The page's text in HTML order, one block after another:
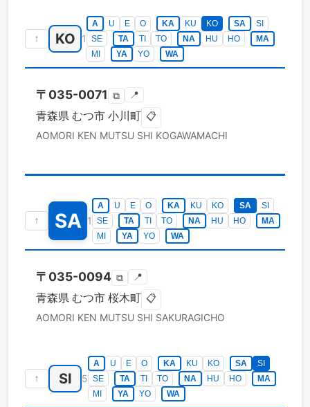
↑ KO 1
A U E O KA KU KO SA
SI
SE
TA TI TO NA HU HO
MA
MI
YA YO WA
〒 035-0071 ⧉ 📍
青森県 むつ市 小川町 📋
AOMORI KEN MUTSU SHI KOGAWAMACHI
↑ SA 1
A U E O KA KU KO SA
SI
SE
TA TI TO NA HU HO
MA
MI
YA YO WA
〒 035-0094 ⧉ 📍
青森県 むつ市 桜木町 📋
AOMORI KEN MUTSU SHI SAKURAGICHO
↑ SI 5
A U E O KA KU KO SA
SI
SE
TA TI TO NA HU HO
MA
MI
YA YO WA